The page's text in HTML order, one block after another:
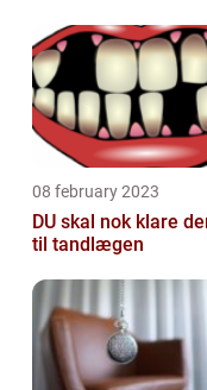
08 february 2023
DU skal nok klare
til tandlægen